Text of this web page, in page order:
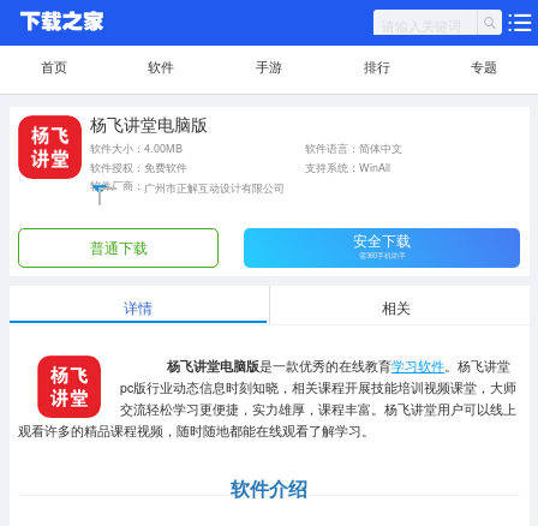
首页 软件 手游 排行 专题
杨飞讲堂电脑版
软件大小：4.00MB
软件语言：简体中文
软件授权：免费软件
支持系统：WinAll
软件厂商： 广州市正解互动设计有限公司
普通下载 安全下载
需360手机助手
详情 相关
杨飞讲堂电脑版是一款优秀的在线教育学习软件 。杨飞讲堂
pc版行业动态信息时刻知晓，相关课程开展技能培训视频课堂，大师
交流轻松学习更便捷，实力雄厚，课程丰富。杨飞讲堂用户可以线上
观看许多的精品课程视频，随时随地都能在线观看了解学习。
软件介绍